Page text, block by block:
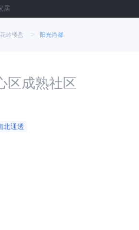
居
岭楼盘 > 阳光尚都
区成熟社区
北通透